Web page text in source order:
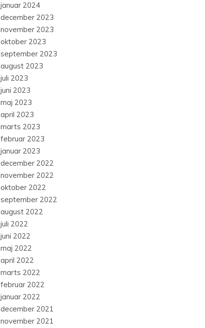
januar 2024
december 2023
november 2023
oktober 2023
september 2023
august 2023
juli 2023
juni 2023
maj 2023
april 2023
marts 2023
februar 2023
januar 2023
december 2022
november 2022
oktober 2022
september 2022
august 2022
juli 2022
juni 2022
maj 2022
april 2022
marts 2022
februar 2022
januar 2022
december 2021
november 2021